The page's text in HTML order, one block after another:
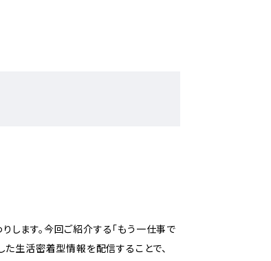
します。今回ご紹介する「もう一仕事で
た生活密着型情報を配信することで、